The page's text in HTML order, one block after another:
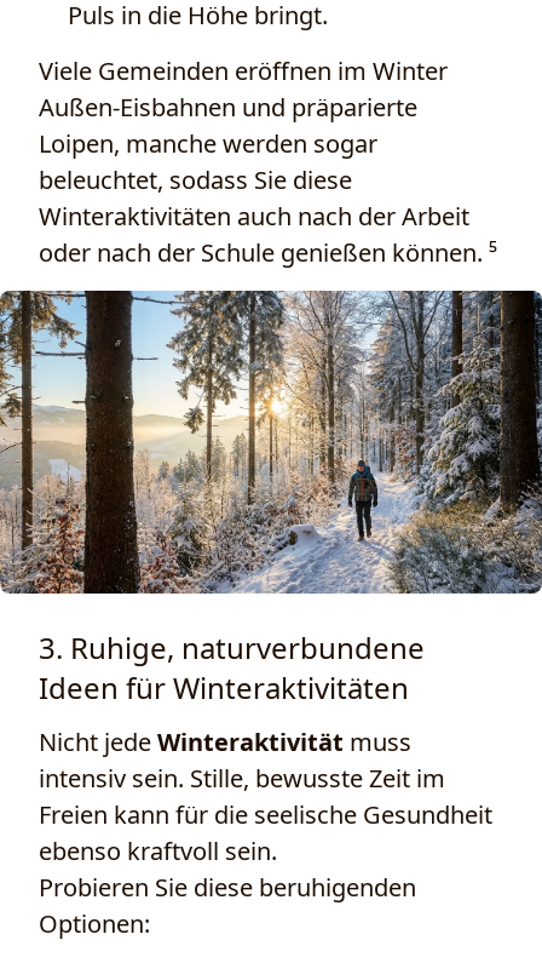
Puls in die Höhe bringt.
Viele Gemeinden eröffnen im Winter
Außen-Eisbahnen und präparierte
Loipen, manche werden sogar
beleuchtet, sodass Sie diese
Winteraktivitäten auch nach der Arbeit
oder nach der Schule genießen können. ⁵
3. Ruhige, naturverbundene
Ideen für Winteraktivitäten
Nicht jedeWinteraktivität muss
intensiv sein. Stille, bewusste Zeit im
Freien kann für die seelische Gesundheit
ebenso kraftvoll sein.
Probieren Sie diese beruhigenden
Optionen: